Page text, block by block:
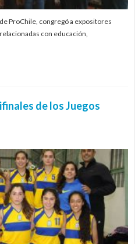
ProChile, congregó a expositores
con educación,
de los Juegos